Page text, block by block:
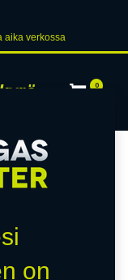
aika verk​​​​ossa
0
on